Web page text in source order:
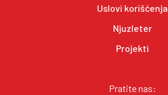
Uslovi korišćenja
Njuzleter
Projekti
Pratite nas: